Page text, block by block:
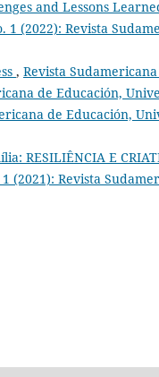
and Lessons
(2022): Revista
, Revista
de Educación,
de Educación,
RESILIÊNCIA E
(2021): Revista